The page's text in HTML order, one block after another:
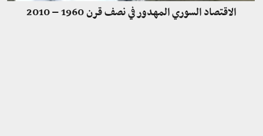
الاقتصاد السوري المهدور في نصف قرن 1960 – 2010